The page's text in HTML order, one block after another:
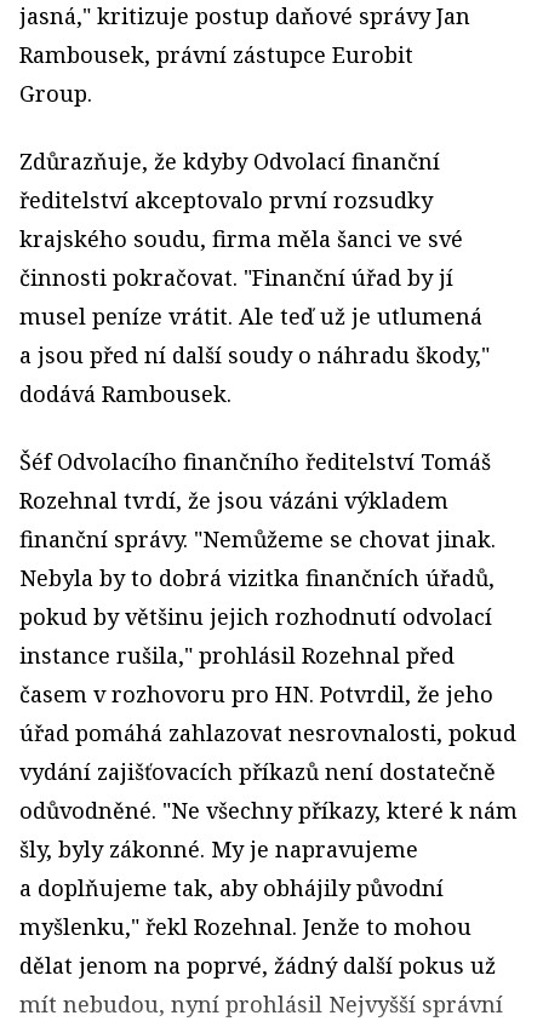
jasná," kritizuje postup daňové správy Jan
Rambousek, právní zástupce Eurobit
Group.
Zdůrazňuje, že kdyby Odvolací finanční
ředitelství akceptovalo první rozsudky
krajského soudu, firma měla šanci ve své
činnosti pokračovat. "Finanční úřad by jí
musel peníze vrátit. Ale teď už je utlumená
a jsou před ní další soudy o náhradu škody,"
dodává Rambousek.
Šéf Odvolacího finančního ředitelství Tomáš
Rozehnal tvrdí, že jsou vázáni výkladem
finanční správy. "Nemůžeme se chovat jinak.
Nebyla by to dobrá vizitka finančních úřadů,
pokud by většinu jejich rozhodnutí odvolací
instance rušila," prohlásil Rozehnal před
časem v rozhovoru pro HN. Potvrdil, že jeho
úřad pomáhá zahlazovat nesrovnalosti, pokud
vydání zajišťovacích příkazů není dostatečně
odůvodněné. "Ne všechny příkazy, které k nám
šly, byly zákonné. My je napravujeme
a doplňujeme tak, aby obhájily původní
myšlenku," řekl Rozehnal. Jenže to mohou
dělat jenom na poprvé, žádný další pokus už
mít nebudou, nyní prohlásil Nejvyšší správní